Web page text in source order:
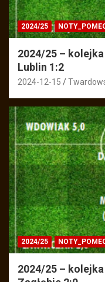
2024/25
2024/25 –
Lublin 1:2
2024-12-15
2024/25
2024/25 –